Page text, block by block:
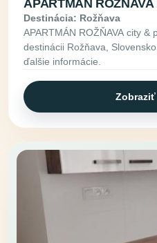
APARTMÁN
Destinácia: Rožňava
APARTMÁN ROŽŇAVA city
destinácii Rožňava,
ďalšie informácie.